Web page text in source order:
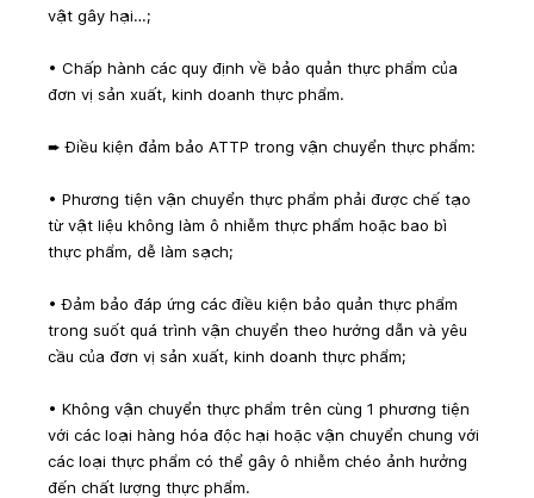
vật gây hại…;
• Chấp hành các quy định về bảo quản thực phẩm của
đơn vị sản xuất, kinh doanh thực phẩm.
➨ Điều kiện đảm bảo ATTP trong vận chuyển thực phẩm:
• Phương tiện vận chuyển thực phẩm phải được chế tạo
từ vật liệu không làm ô nhiễm thực phẩm hoặc bao bì
thực phẩm, dễ làm sạch;
• Đảm bảo đáp ứng các điều kiện bảo quản thực phẩm
trong suốt quá trình vận chuyển theo hướng dẫn và yêu
cầu của đơn vị sản xuất, kinh doanh thực phẩm;
• Không vận chuyển thực phẩm trên cùng 1 phương tiện
với các loại hàng hóa độc hại hoặc vận chuyển chung với
các loại thực phẩm có thể gây ô nhiễm chéo ảnh hưởng
đến chất lượng thực phẩm.